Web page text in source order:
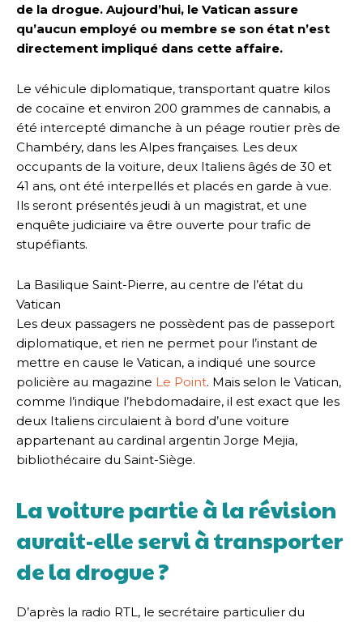
de la drogue. Aujourd’hui, le Vatican assure
qu’aucun employé ou membre se son état n’est
directement impliqué dans cette affaire.
Le véhicule diplomatique, transportant quatre kilos
de cocaïne et environ 200 grammes de cannabis, a
été intercepté dimanche à un péage routier près de
Chambéry, dans les Alpes françaises. Les deux
occupants de la voiture, deux Italiens âgés de 30 et
41 ans, ont été interpellés et placés en garde à vue.
Ils seront présentés jeudi à un magistrat, et une
enquête judiciaire va être ouverte pour trafic de
stupéfiants.
La Basilique Saint-Pierre, au centre de l’état du
Vatican
Les deux passagers ne possèdent pas de passeport
diplomatique, et rien ne permet pour l’instant de
mettre en cause le Vatican, a indiqué une source
policière au magazine Le Point. Mais selon le Vatican,
comme l’indique l’hebdomadaire, il est exact que les
deux Italiens circulaient à bord d’une voiture
appartenant au cardinal argentin Jorge Mejia,
bibliothécaire du Saint-Siège.
La voiture partie à la révision
aurait-elle servi à transporter
de la drogue ?
D’après la radio RTL, le secrétaire particulier du